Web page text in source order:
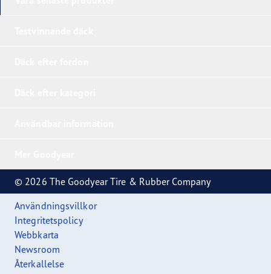
© 2026 The Goodyear Tire & Rubber Company
Användningsvillkor
Integritetspolicy
Webbkarta
Newsroom
Återkallelse